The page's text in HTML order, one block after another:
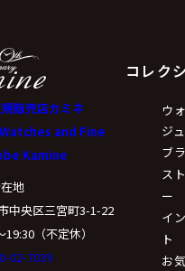
弊社からのお知らせ等の
（４）個人情報の第
取得した個人情報は法令
（５）個人情報の取
コレク
ウ
ジ
ブ
ス
ー
イ
ト
お
販売店カミネ
and Fine
Kamine
地
中央区三宮町3-1-22
19:30（不定休）
02-7039